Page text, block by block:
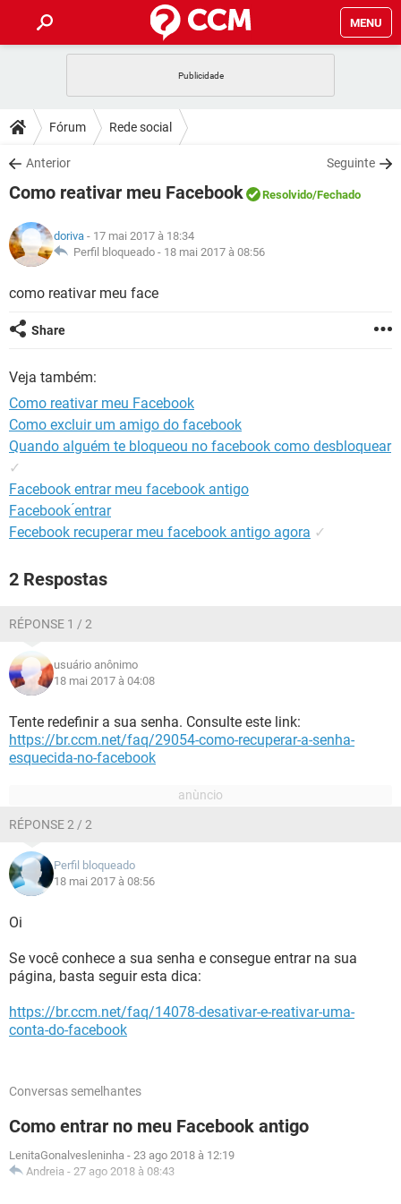
MENU
CELULAR
OUTLOOK
INSTAGRAM GMAIL
GUIA DE COMPRAS
DICAS
JOGOS
INSTAGRAM
GUIA DE COMPRAS
DOWNLOADS
JOGOS WHATSAPP
CELULAR
OUTLOOK EXCEL
INSTAGRAM
JOGOS
CELULAR
OUTLOOK
INSTAGRAM
GLOSSÁRIO
INSTAGRAM
GUIA DE COMPRAS
Fórum Rede social
Anterior Seguinte
Como reativar meu Facebook Resolvido/Fechado
doriva - 17 mai 2017 à 18:34
Perfil bloqueado - 18 mai 2017 à 08:56
como reativar meu face
Share
Veja também:
Como reativar meu Facebook
Como excluir um amigo do facebook
Quando alguém te bloqueou no facebook como desbloquear
✓
Facebook entrar meu facebook antigo
Facebook ́entrar
Fecebook recuperar meu facebook antigo agora ✓
2 Respostas
RÉPONSE 1 / 2
usuário anônimo
18 mai 2017 à 04:08
Tente redefinir a sua senha. Consulte este link:
https://br.ccm.net/faq/29054-como-recuperar-a-senha-
esquecida-no-facebook
RÉPONSE 2 / 2
Perfil bloqueado
18 mai 2017 à 08:56
Oi
Se você conhece a sua senha e consegue entrar na sua
página, basta seguir esta dica:
https://br.ccm.net/faq/14078-desativar-e-reativar-uma-
conta-do-facebook
Conversas semelhantes
Como entrar no meu Facebook antigo
LenitaGonalvesleninha - 23 ago 2018 à 12:19
Andreia - 27 ago 2018 à 08:43